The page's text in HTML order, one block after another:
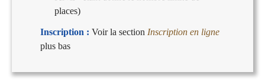
places)
Inscription : Voir la section Inscription en ligne
plus bas